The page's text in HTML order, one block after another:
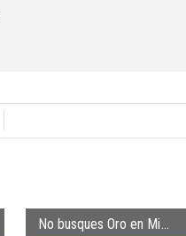
No busques Oro en Mi